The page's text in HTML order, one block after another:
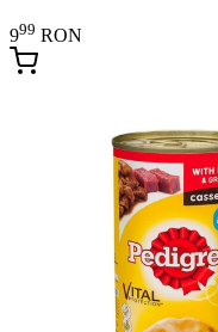
999 RON